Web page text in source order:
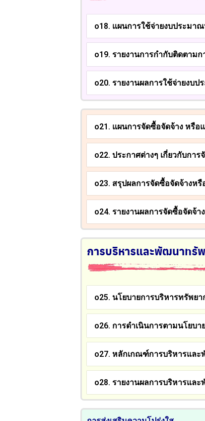
o18. แผนการใช้จ่ายงบประมา
o19. รายงานการกำกับติดตาม
o20. รายงานผลการใช้จ่ายงบป
o21. แผนการจัดซื้อจัดจ้าง หรือ
o22. ประกาศต่างๆ เกี่ยวกับกา
o23. สรุปผลการจัดซื้อจัดจ้างห
o24. รายงานผลการจัดซื้อจัดจ้
การบริหารและพัฒนาทรั
o25. นโยบายการบริหารทรัพย
o26. การดำเนินการตามนโยบ
o27. หลักเกณฑ์การบริหารแล
o28. รายงานผลการบริหารแล